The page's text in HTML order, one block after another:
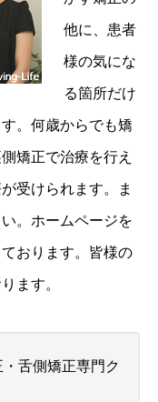
他に、患者
様の気にな
る箇所だけ
。何歳からでも矯
矯正で治療を行え
受けられます。ま
。ホームページを
おります。皆様の
ます。
舌側矯正専門ク